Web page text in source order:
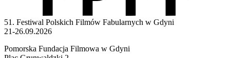
51. Festiwal Polskich Filmów Fabularnych w Gdyni
21-26.09.2026
Pomorska Fundacja Filmowa w Gdyni